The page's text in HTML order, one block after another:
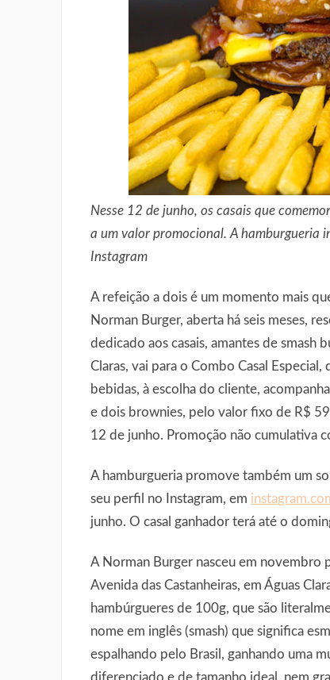
Nesse 12 de junho, os casais que
a um valor promocional. A hamburgueria
Instagram
A refeição a dois é um momento mais
Norman Burger, aberta há seis meses,
dedicado aos casais, amantes de smash
Claras, vai para o Combo Casal
bebidas, à escolha do cliente,
e dois brownies, pelo valor fixo de R$
12 de junho. Promoção não cumulativa
A hamburgueria promove também um
seu perfil no Instagram, em
junho. O casal ganhador terá até o
A Norman Burger nasceu em novembro
Avenida das Castanheiras, em Águas
hambúrgueres de 100g, que são
nome em inglês (smash) que significa
espalhando pelo Brasil, ganhando uma
diferenciado e de tamanho ideal, nem